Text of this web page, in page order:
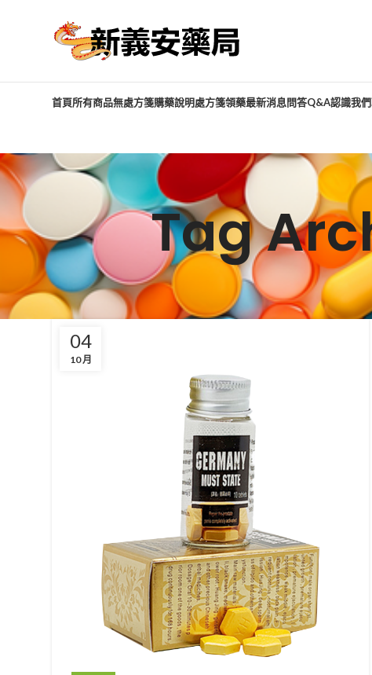
首頁所有商品無處方箋購藥說明處方箋領藥最新消息問答Q&A認識我們
Tag
04
10 月